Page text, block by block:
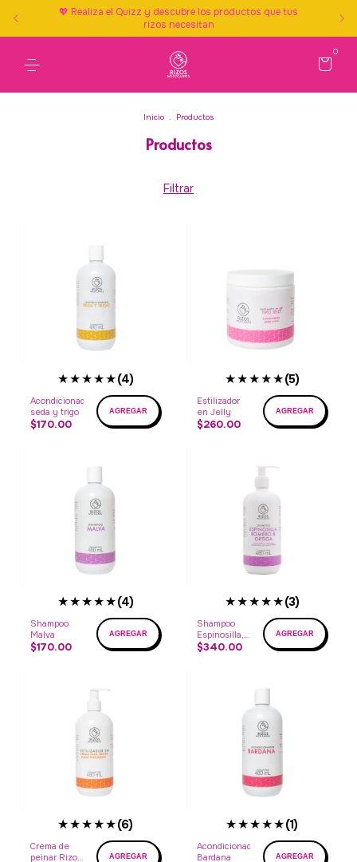
💖 Realiza el Quizz y descubre los productos que tus
rizos necesitan
0
Inicio . Productos
Productos
Filtrar
★★★★★(4)
Acondicionador
seda y trigo
$170.00
★★★★★(5)
Estilizador
en Jelly
$260.00
★★★★★(4)
Shampoo
Malva
$170.00
★★★★★(3)
Shampoo
Espinosilla,
romero y
$340.00
★★★★★(6)
Crema de
peinar Rizos
★★★★★(1)
Acondicionador
Bardana